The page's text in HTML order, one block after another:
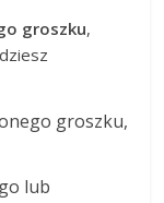
groszku,
groszku,
lub